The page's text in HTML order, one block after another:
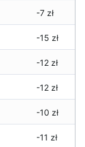
-7 zł
-15 zł
-12 zł
-12 zł
-10 zł
-11 zł